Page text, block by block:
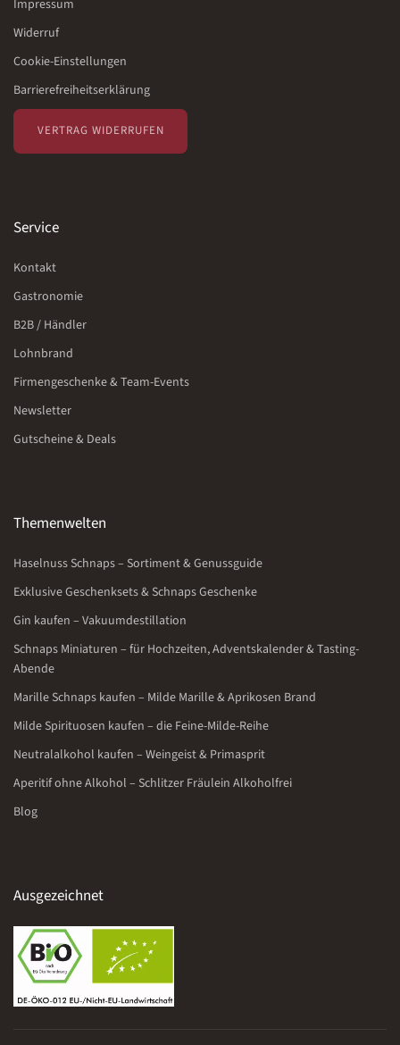
Impressum
Widerruf
Cookie-Einstellungen
Barrierefreiheitserklärung
VERTRAG WIDERRUFEN
Service
Kontakt
Gastronomie
B2B / Händler
Lohnbrand
Firmengeschenke & Team-Events
Newsletter
Gutscheine & Deals
Themenwelten
Haselnuss Schnaps – Sortiment & Genussguide
Exklusive Geschenksets & Schnaps Geschenke
Gin kaufen – Vakuumdestillation
Schnaps Miniaturen – für Hochzeiten, Adventskalender & Tasting-
Abende
Marille Schnaps kaufen – Milde Marille & Aprikosen Brand
Milde Spirituosen kaufen – die Feine-Milde-Reihe
Neutralalkohol kaufen – Weingeist & Primasprit
Aperitif ohne Alkohol – Schlitzer Fräulein Alkoholfrei
Blog
Ausgezeichnet